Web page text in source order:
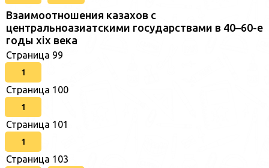
Взаимоотношения казахов с
центральноазиатскими государствами в 40–60-е
годы xix века
Страница 99
1
Страница 100
1
Страница 101
1
Страница 103